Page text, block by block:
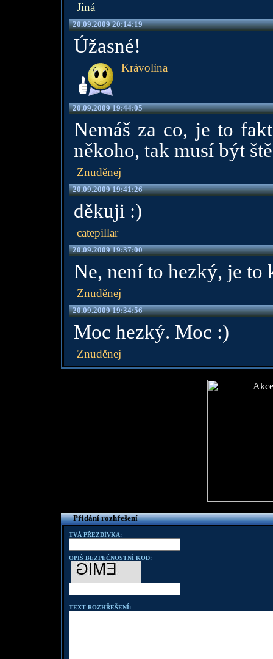
Jiná
20.09.2009 20:14:19
Úžasné!
Krávolína
20.09.2009 19:44:05
Nemáš za co, je to
někoho, tak musí být
Znuděnej
20.09.2009 19:41:26
děkuji :)
catepillar
20.09.2009 19:37:00
Ne, není to hezký, je to
Znuděnej
20.09.2009 19:34:56
Moc hezký. Moc :)
Znuděnej
Přidání rozhřešení
TVÁ PŘEZDÍVKA:
OPIŠ BEZPEČNOSTNÍ KOD:
TEXT ROZHŘEŠENÍ: